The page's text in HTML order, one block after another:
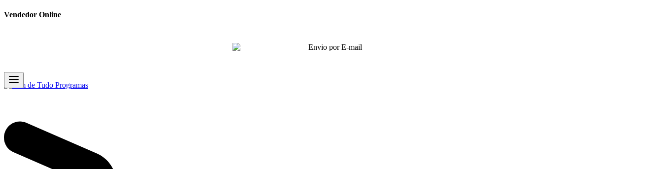
Vendedor Online